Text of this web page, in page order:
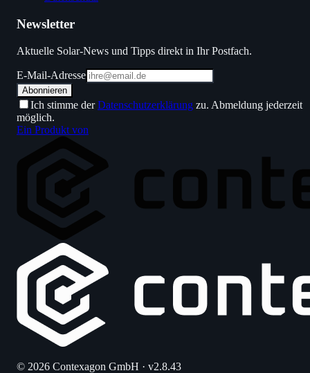
Newsletter
Aktuelle Solar-News und Tipps direkt in Ihr Postfach.
E-Mail-Adresse
Abonnieren
Ich stimme derDatenschutzerklärung zu. Abmeldung jederzeit
möglich.
Ein Produkt von
© 2026 Contexagon GmbH · v2.8.43